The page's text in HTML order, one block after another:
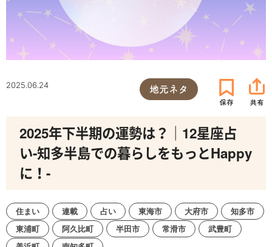
2025.06.24 地元ネタ
2025年下半期の運勢は？｜12星座占
い-知多半島での暮らしをもっとHappy
に！-
住まい 連載 占い 東海市 大府市
知多市
東浦町
阿久比町 半田市 常滑市
武豊町